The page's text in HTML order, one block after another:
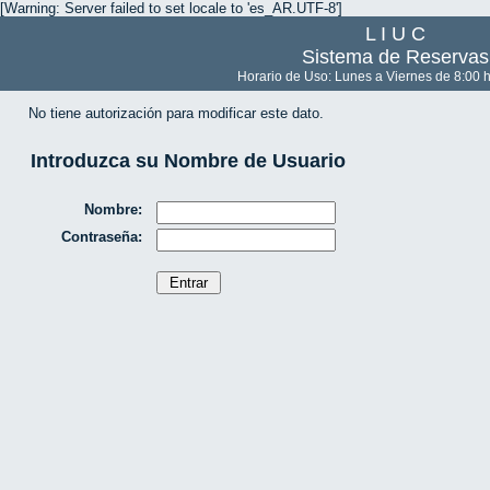
[Warning: Server failed to set locale to 'es_AR.UTF-8']
L I U C
Sistema de Reservas
Horario de Uso: Lunes a Viernes de 8:00
No tiene autorización para modificar este dato.
Introduzca su Nombre de Usuario
Nombre:
Contraseña: